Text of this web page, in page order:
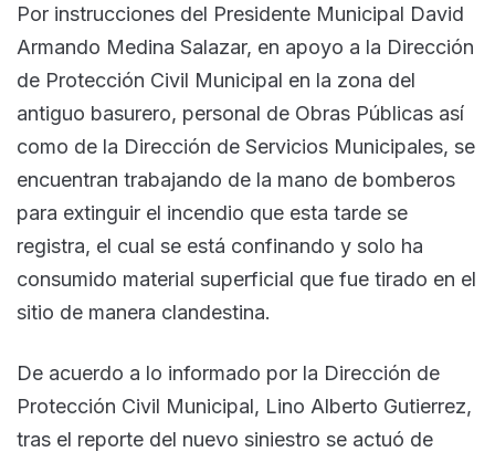
Por instrucciones del Presidente Municipal David
Armando Medina Salazar, en apoyo a la Dirección
de Protección Civil Municipal en la zona del
antiguo basurero, personal de Obras Públicas así
como de la Dirección de Servicios Municipales, se
encuentran trabajando de la mano de bomberos
para extinguir el incendio que esta tarde se
registra, el cual se está confinando y solo ha
consumido material superficial que fue tirado en el
sitio de manera clandestina.
De acuerdo a lo informado por la Dirección de
Protección Civil Municipal, Lino Alberto Gutierrez,
tras el reporte del nuevo siniestro se actuó de